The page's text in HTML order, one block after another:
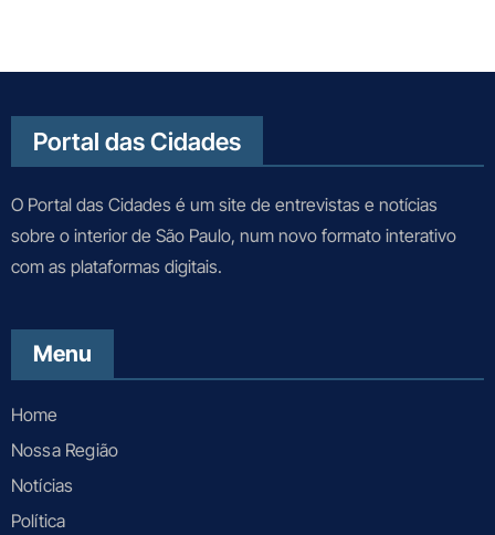
Portal das Cidades
O Portal das Cidades é um site de entrevistas e notícias
sobre o interior de São Paulo, num novo formato interativo
com as plataformas digitais.
Menu
Home
Nossa Região
Notícias
Política